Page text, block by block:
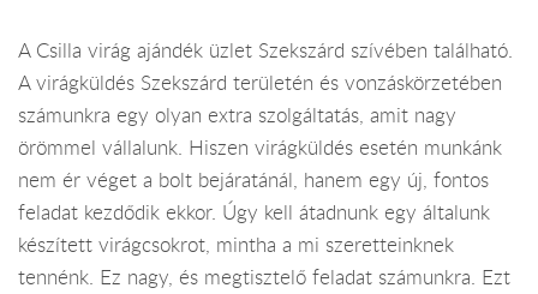
A Csilla virág ajándék üzlet Szekszárd szívében található.
A virágküldés Szekszárd területén és vonzáskörzetében
számunkra egy olyan extra szolgáltatás, amit nagy
örömmel vállalunk. Hiszen virágküldés esetén munkánk
nem ér véget a bolt bejáratánál, hanem egy új, fontos
feladat kezdődik ekkor. Úgy kell átadnunk egy általunk
készített virágcsokrot, mintha a mi szeretteinknek
tennénk. Ez nagy, és megtisztelő feladat számunkra. Ezt